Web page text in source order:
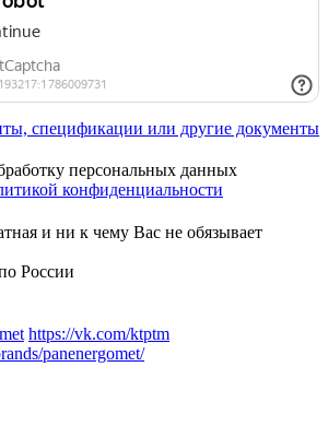
спецификации или другие документы
персональных данных
конфиденциальности
и ни к чему Вас не обязывает
России
https://vk.com/ktptm
panenergomet/